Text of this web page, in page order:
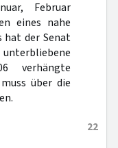
Februar
eines nahe
hat der Senat
verhängte
über die
22